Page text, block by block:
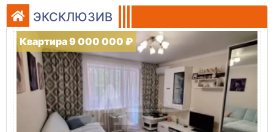
ЭКСКЛЮЗИВ
Квартира 9 000 000 ₽